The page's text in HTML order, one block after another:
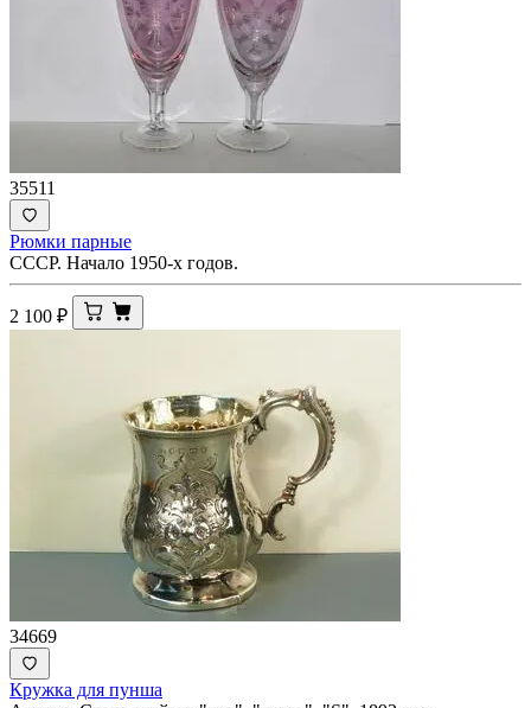
35511
Рюмки парные
СССР. Начало 1950-х годов.
2 100 ₽
34669
Кружка для пунша